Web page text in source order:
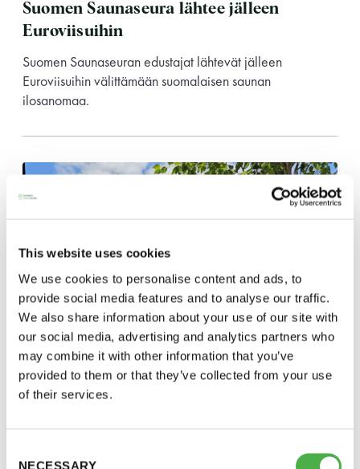
This website uses cookies
We use cookies to personalise content and ads, to
provide social media features and to analyse our traffic.
We also share information about your use of our site with
our social media, advertising and analytics partners who
may combine it with other information that you’ve
provided to them or that they’ve collected from your use
of their services.
NECESSARY
-Naisten päivät ovat maanantai ja
torstai
-Miesten päivät tiistai, keskiviikko,
-Kuukauden ensimmäinen lauantai on on
Hinnasto
Jäsen
12 €
Vieras jäsenen seurassa
Suomen Saunaseura lähtee jälleen
Euroviisuihin
Suomen Saunaseuran edustajat lähtevät jälleen
Euroviisuihin välittämään suomalaisen saunan
ilosanomaa.